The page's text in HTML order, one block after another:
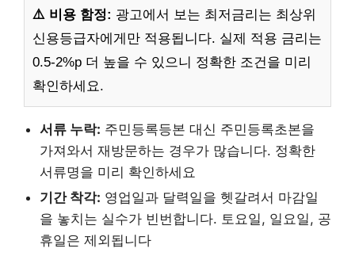
⚠️ 비용 함정: 광고에서 보는 최저금리는 최상위
신용등급자에게만 적용됩니다. 실제 적용 금리는
0.5-2%p 더 높을 수 있으니 정확한 조건을 미리
확인하세요.
서류 누락: 주민등록등본 대신 주민등록초본을
가져와서 재방문하는 경우가 많습니다. 정확한
서류명을 미리 확인하세요
기간 착각: 영업일과 달력일을 헷갈려서 마감일
을 놓치는 실수가 빈번합니다. 토요일, 일요일, 공
휴일은 제외됩니다